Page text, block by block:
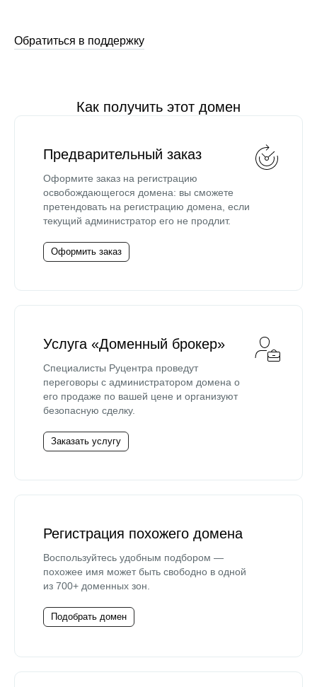
Обратиться в поддержку
Как получить этот домен
Предварительный заказ
Оформите заказ на регистрацию
освобождающегося домена: вы сможете
претендовать на регистрацию домена, если
текущий администратор его не продлит.
Оформить заказ
Услуга «Доменный брокер»
Специалисты Руцентра проведут
переговоры с администратором домена о
его продаже по вашей цене и организуют
безопасную сделку.
Заказать услугу
Регистрация похожего домена
Воспользуйтесь удобным подбором —
похожее имя может быть свободно в одной
из 700+ доменных зон.
Подобрать домен